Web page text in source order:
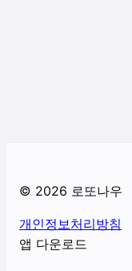
© 2026 로또나우
개인정보처리방침
앱 다운로드